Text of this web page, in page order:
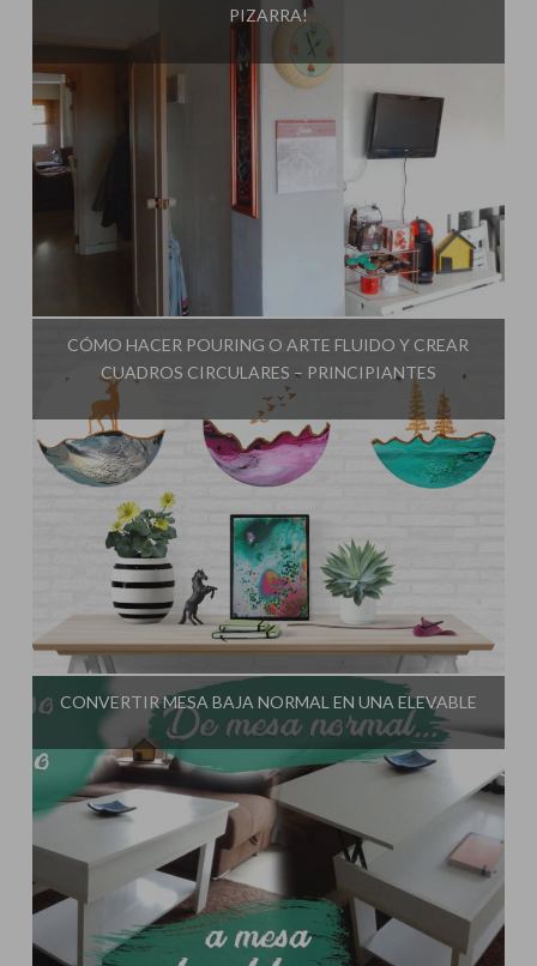
PIZARRA!
Influencer: El Taller de Ire
CÓMO HACER POURING O ARTE FLUIDO Y CREAR
CUADROS CIRCULARES – PRINCIPIANTES
Influencer:El Taller de Ire
CONVERTIR MESA BAJA NORMAL EN UNA ELEVABLE